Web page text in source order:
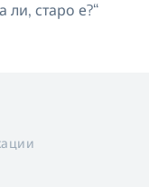
ли, старо е?“